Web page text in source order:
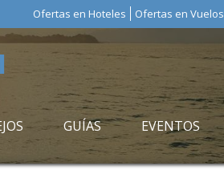
Ofertas en Hoteles Ofertas en Vuelos
GUÍAS EVENTOS